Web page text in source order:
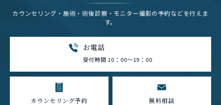
カウンセリング・施術・術後診察・モニター撮影の予約などを行えま
す。
お電話
受付時間 10：00～19：00
カウンセリング予約 無料相談